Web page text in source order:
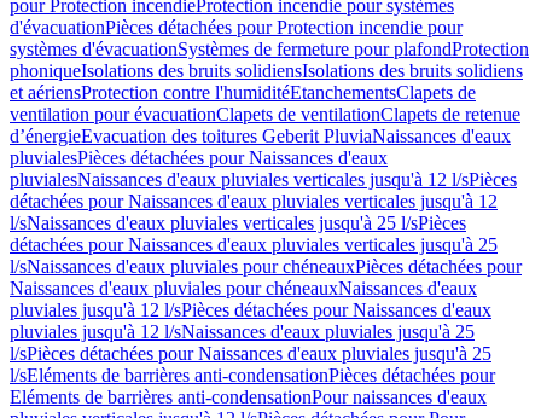
pour Protection incendieProtection incendie pour systèmes
d'évacuationPièces détachées pour Protection incendie pour
systèmes d'évacuationSystèmes de fermeture pour plafondProtection
phoniqueIsolations des bruits solidiensIsolations des bruits solidiens
et aériensProtection contre l'humiditéEtanchementsClapets de
ventilation pour évacuationClapets de ventilationClapets de retenue
d’énergieEvacuation des toitures Geberit PluviaNaissances d'eaux
pluvialesPièces détachées pour Naissances d'eaux
pluvialesNaissances d'eaux pluviales verticales jusqu'à 12 l/sPièces
détachées pour Naissances d'eaux pluviales verticales jusqu'à 12
l/sNaissances d'eaux pluviales verticales jusqu'à 25 l/sPièces
détachées pour Naissances d'eaux pluviales verticales jusqu'à 25
l/sNaissances d'eaux pluviales pour chéneauxPièces détachées pour
Naissances d'eaux pluviales pour chéneauxNaissances d'eaux
pluviales jusqu'à 12 l/sPièces détachées pour Naissances d'eaux
pluviales jusqu'à 12 l/sNaissances d'eaux pluviales jusqu'à 25
l/sPièces détachées pour Naissances d'eaux pluviales jusqu'à 25
l/sEléments de barrières anti-condensationPièces détachées pour
Eléments de barrières anti-condensationPour naissances d'eaux